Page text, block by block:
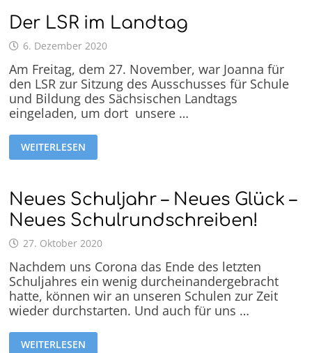
Der LSR im Landtag
6. Dezember 2020
Am Freitag, dem 27. November, war Joanna für
den LSR zur Sitzung des Ausschusses für Schule
und Bildung des Sächsischen Landtags
eingeladen, um dort unsere …
WEITERLESEN
Neues Schuljahr – Neues Glück –
Neues Schulrundschreiben!
27. Oktober 2020
Nachdem uns Corona das Ende des letzten
Schuljahres ein wenig durcheinandergebracht
hatte, können wir an unseren Schulen zur Zeit
wieder durchstarten. Und auch für uns …
WEITERLESEN